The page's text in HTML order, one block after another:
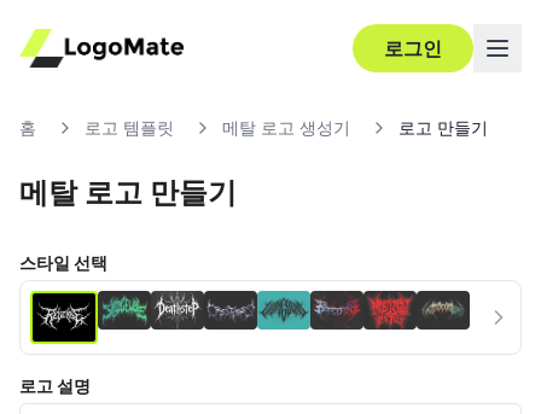
로그인
홈 로고 템플릿 메탈 로고 생성기 로고 만들기
메탈 로고 만들기Ultra‑HD
스타일 선택
로고 설명